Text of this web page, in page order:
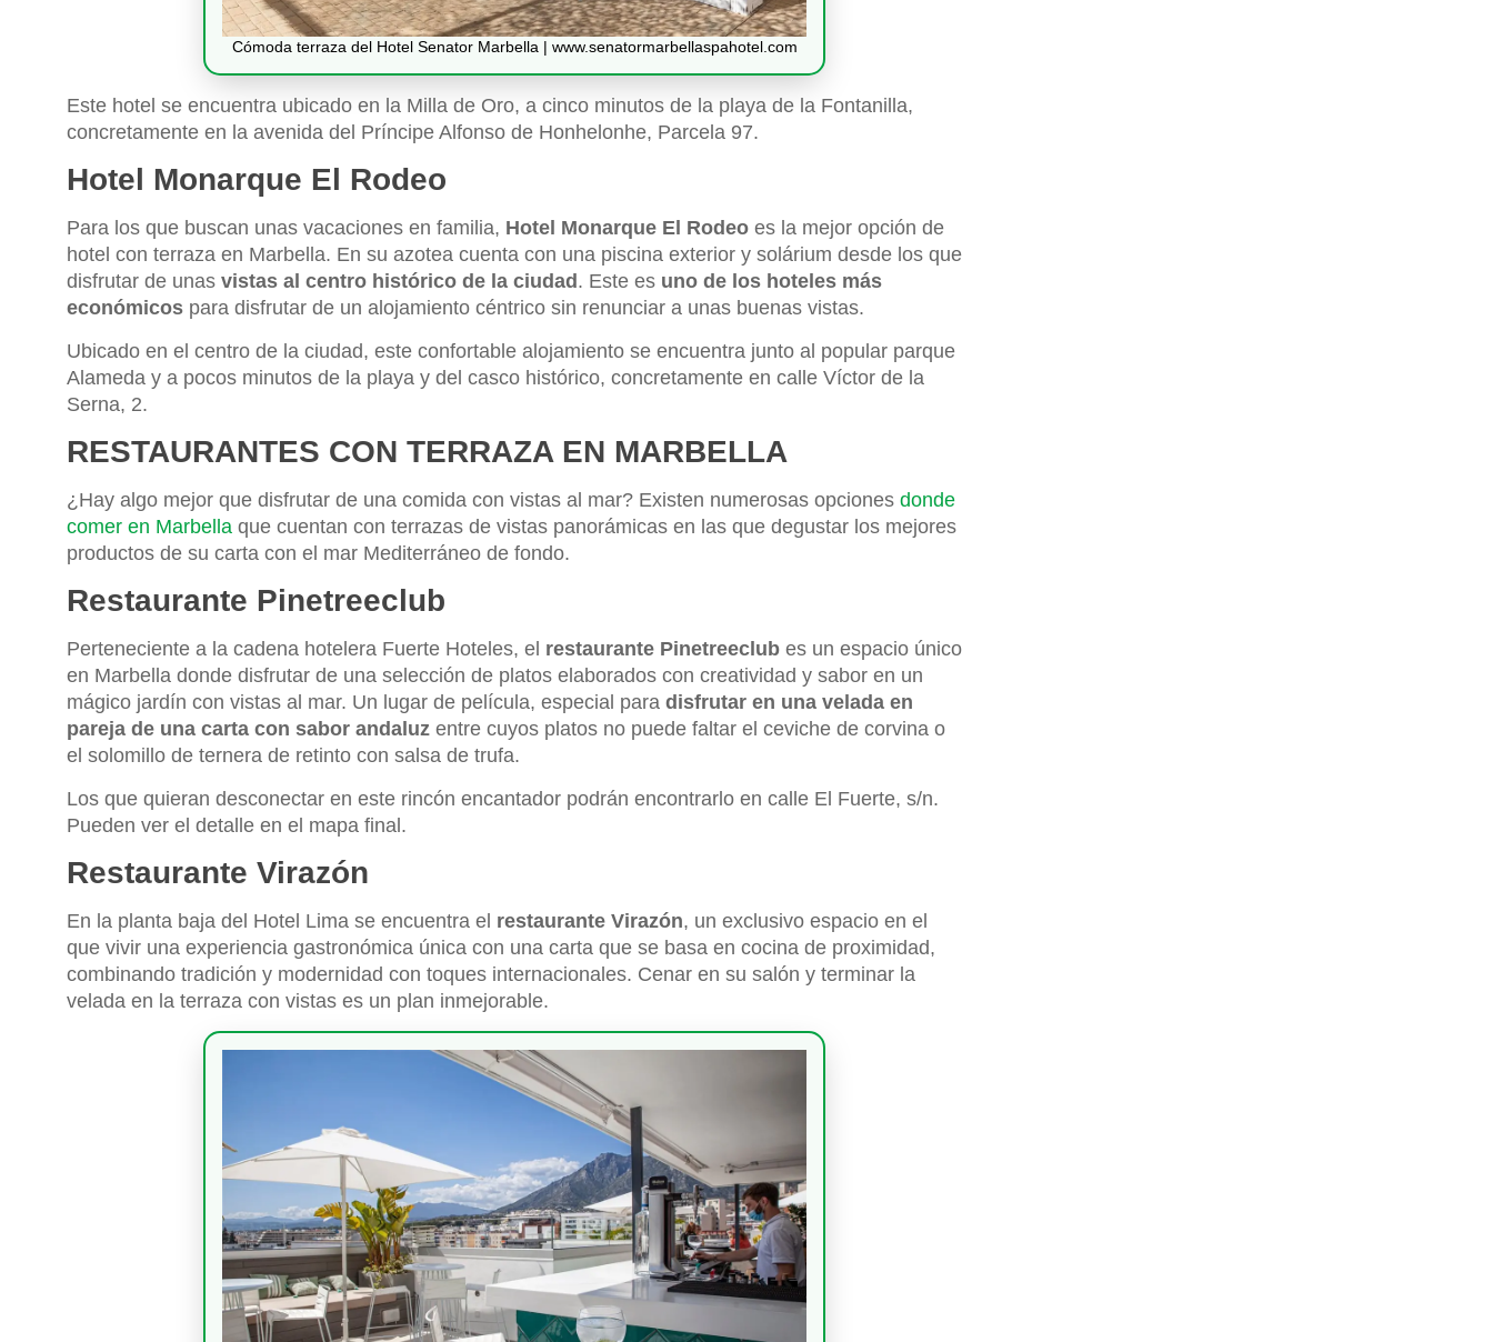
Cómoda terraza del Hotel Senator Marbella | www.senatormarbellaspahotel.com
Este hotel se encuentra ubicado en la Milla de Oro, a cinco minutos de la playa de la Fontanilla,
concretamente en la avenida del Príncipe Alfonso de Honhelonhe, Parcela 97.
Hotel Monarque El Rodeo
Para los que buscan unas vacaciones en familia, Hotel Monarque El Rodeo es la mejor opción de
hotel con terraza en Marbella. En su azotea cuenta con una piscina exterior y solárium desde los que
disfrutar de unas vistas al centro histórico de la ciudad. Este es uno de los hoteles más
económicos para disfrutar de un alojamiento céntrico sin renunciar a unas buenas vistas.
Ubicado en el centro de la ciudad, este confortable alojamiento se encuentra junto al popular parque
Alameda y a pocos minutos de la playa y del casco histórico, concretamente en calle Víctor de la
Serna, 2.
RESTAURANTES CON TERRAZA EN MARBELLA
¿Hay algo mejor que disfrutar de una comida con vistas al mar? Existen numerosas opciones donde
comer en Marbella que cuentan con terrazas de vistas panorámicas en las que degustar los mejores
productos de su carta con el mar Mediterráneo de fondo.
Restaurante Pinetreeclub
Perteneciente a la cadena hotelera Fuerte Hoteles, el restaurante Pinetreeclub es un espacio único
en Marbella donde disfrutar de una selección de platos elaborados con creatividad y sabor en un
mágico jardín con vistas al mar. Un lugar de película, especial para disfrutar en una velada en
pareja de una carta con sabor andaluz entre cuyos platos no puede faltar el ceviche de corvina o
el solomillo de ternera de retinto con salsa de trufa.
Los que quieran desconectar en este rincón encantador podrán encontrarlo en calle El Fuerte, s/n.
Pueden ver el detalle en el mapa final.
Restaurante Virazón
En la planta baja del Hotel Lima se encuentra el restaurante Virazón, un exclusivo espacio en el
que vivir una experiencia gastronómica única con una carta que se basa en cocina de proximidad,
combinando tradición y modernidad con toques internacionales. Cenar en su salón y terminar la
velada en la terraza con vistas es un plan inmejorable.